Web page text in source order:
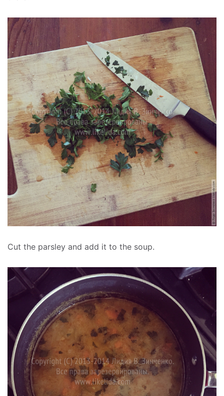
Cut the parsley and add it to the soup.